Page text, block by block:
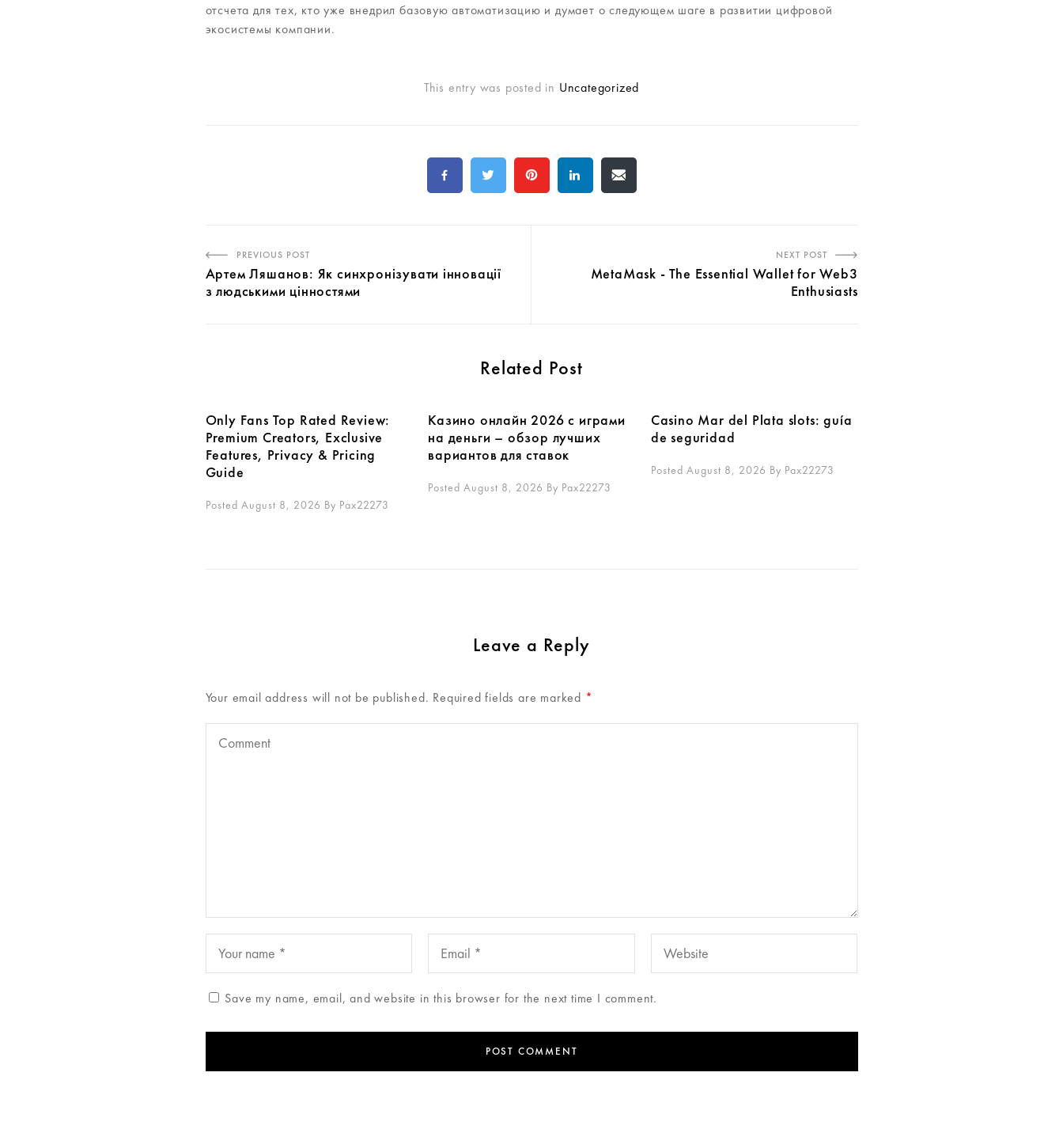
отсчета для тех, кто уже внедрил базовую автоматизацию и думает о следующем шаге в развитии цифровой
экосистемы компании.
This entry was posted in Uncategorized
PREVIOUS POST
Артем Ляшанов: Як синхронізувати інновації
з людськими цінностями
NEXT POST
MetaMask - The Essential Wallet for Web3
Enthusiasts
Related Post
Only Fans Top Rated Review:
Premium Creators, Exclusive
Features, Privacy & Pricing
Guide
Posted August 8, 2026 By Pax22273
Казино онлайн 2026 с играми
на деньги – обзор лучших
вариантов для ставок
Posted August 8, 2026 By Pax22273
Casino Mar del Plata slots: guía
de seguridad
Posted August 8, 2026 By Pax22273
Leave a Reply
Your email address will not be published. Required fields are marked *
Save my name, email, and website in this browser for the next time I comment.